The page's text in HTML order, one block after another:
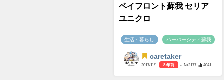
ベイフロント蘇我 セリア
ユニクロ
生活・暮らし ハーバーシティ蘇我
caretaker
2017/11/1 8 年前 - №2177 4041